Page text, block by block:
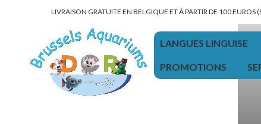
LIVRAISON GRATUITE EN BELGIQUE ET À PARTIR DE 100
LANGUES LINGUISE
PROMOTIONS